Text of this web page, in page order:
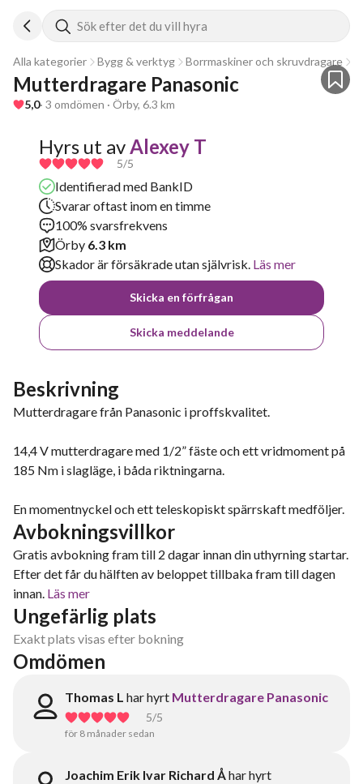
Sök efter det du vill hyra
Alla kategorier Bygg & verktyg Borrmaskiner och skruvdragare
Mutterdragare Panasonic
5,0· 3 omdömen · Örby, 6.3 km
Hyrs ut avAlexey T
5/5
Identifierad med BankID
Svarar oftast inom en timme
100% svarsfrekvens
Örby 6.3 km
Skador är försäkrade utan självrisk. Läs mer
Skicka en förfrågan
Skicka meddelande
Beskrivning
Mutterdragare från Panasonic i proffskvalitet.
14,4 V mutterdragare med 1/2” fäste och ett vridmoment på
185 Nm i slagläge, i båda riktningarna.
En momentnyckel och ett teleskopiskt spärrskaft medföljer.
Avbokningsvillkor
Gratis avbokning fram till 2 dagar innan din uthyrning startar.
Efter det får du hälften av beloppet tillbaka fram till dagen
innan. Läs mer
Ungefärlig plats
Exakt plats visas efter bokning
Omdömen
Thomas L har hyrt Mutterdragare Panasonic
5/5
för 8 månader sedan
Joachim Erik Ivar Richard Åhar hyrt